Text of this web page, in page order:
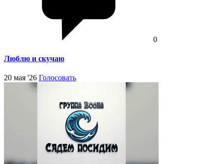
0
Люблю и скучаю
20 мая '26 Голосовать